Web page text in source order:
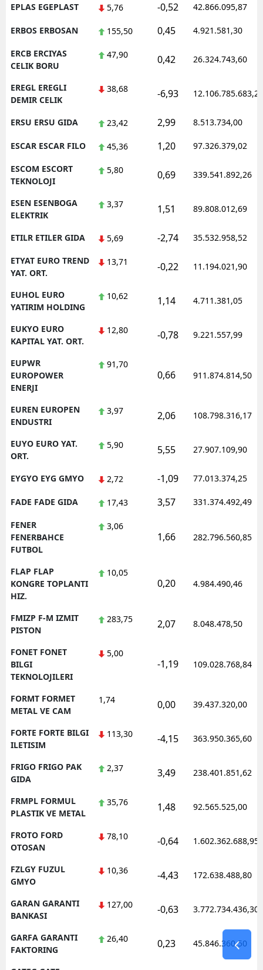
EPLAS EGEPLAST 5,76 -0,52 42.866.095,87
ERBOS ERBOSAN 155,50 0,45 4.921.581,30
ERCB ERCIYAS
CELIK BORU
47,90 0,42 26.324.743,60
EREGL EREGLI
DEMIR CELIK
38,68 -6,93 12.106.785.683,20
ERSU ERSU GIDA 23,42 2,99 8.513.734,00
ESCAR ESCAR FILO 45,36 1,20 97.326.379,02
ESCOM ESCORT
TEKNOLOJI
5,80 0,69 339.541.892,26
ESEN ESENBOGA
ELEKTRIK
3,37 1,51 89.808.012,69
ETILR ETILER GIDA 5,69 -2,74 35.532.958,52
ETYAT EURO TREND
YAT. ORT.
13,71 -0,22 11.194.021,90
EUHOL EURO
YATIRIM HOLDING
10,62 1,14 4.711.381,05
EUKYO EURO
KAPITAL YAT. ORT.
12,80 -0,78 9.221.557,99
EUPWR
EUROPOWER
ENERJI
91,70
0,66 911.874.814,50
EUREN EUROPEN
ENDUSTRI
3,97 2,06 108.798.316,17
EUYO EURO YAT.
ORT.
5,90 5,55 27.907.109,90
EYGYO EYG GMYO 2,72 -1,09 77.013.374,25
FADE FADE GIDA 17,43 3,57 331.374.492,49
FENER
FENERBAHCE
FUTBOL
3,06
1,66 282.796.560,85
FLAP FLAP
KONGRE TOPLANTI
HIZ.
10,05
0,20 4.984.490,46
FMIZP F-M IZMIT
PISTON
283,75 2,07 8.048.478,50
FONET FONET
BILGI
TEKNOLOJILERI
5,00
-1,19 109.028.768,84
FORMT FORMET
METAL VE CAM
1,74 0,00 39.437.320,00
FORTE FORTE BILGI
ILETISIM
113,30 -4,15 363.950.365,60
FRIGO FRIGO PAK
GIDA
2,37 3,49 238.401.851,62
FRMPL FORMUL
PLASTIK VE METAL
35,76 1,48 92.565.525,00
FROTO FORD
OTOSAN
78,10 -0,64 1.602.362.688,95
FZLGY FUZUL
GMYO
10,36 -4,43 172.638.488,80
GARAN GARANTI
BANKASI
127,00 -0,63 3.772.734.436,30
GARFA GARANTI
FAKTORING
26,40 0,23 45.846.360,50